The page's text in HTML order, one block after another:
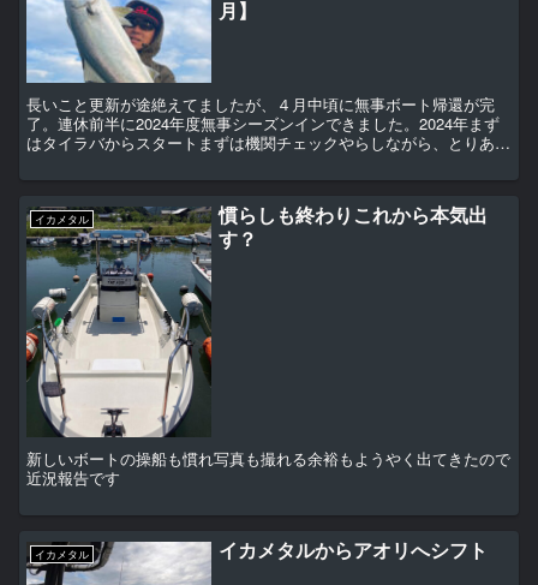
月】
長いこと更新が途絶えてましたが、４月中頃に無事ボート帰還が完
了。連休前半に2024年度無事シーズンインできました。2024年まず
はタイラバからスタートまずは機関チェックやらしながら、とりあえ
イカメタル
慣らしも終わりこれから本気出
す？
新しいボートの操船も慣れ写真も撮れる余裕もようやく出てきたので
近況報告です
イカメタル イカメタルからアオリへシフト